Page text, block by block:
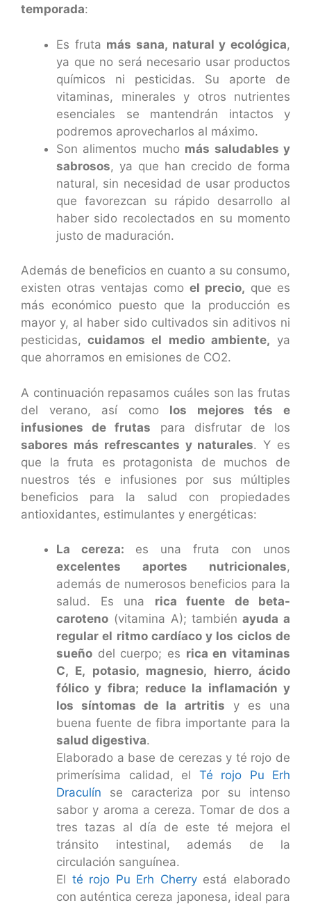
temporada:
Es fruta más sana, natural y ecológica,
ya que no será necesario usar productos
químicos ni pesticidas. Su aporte de
vitaminas, minerales y otros nutrientes
esenciales se mantendrán intactos y
podremos aprovecharlos al máximo.
Son alimentos mucho más saludables y
sabrosos, ya que han crecido de forma
natural, sin necesidad de usar productos
que favorezcan su rápido desarrollo al
haber sido recolectados en su momento
justo de maduración.
Además de beneficios en cuanto a su consumo,
existen otras ventajas como el precio, que es
más económico puesto que la producción es
mayor y, al haber sido cultivados sin aditivos ni
pesticidas, cuidamos el medio ambiente, ya
que ahorramos en emisiones de CO2.
A continuación repasamos cuáles son las frutas
del verano, así como los mejores tés e
infusiones de frutas para disfrutar de los
sabores más refrescantes y naturales. Y es
que la fruta es protagonista de muchos de
nuestros tés e infusiones por sus múltiples
beneficios para la salud con propiedades
antioxidantes, estimulantes y energéticas:
La cereza: es una fruta con unos
excelentes aportes nutricionales,
además de numerosos beneficios para la
salud. Es una rica fuente de beta-
caroteno (vitamina A); también ayuda a
regular el ritmo cardíaco y los ciclos de
sueño del cuerpo; es rica en vitaminas
C, E, potasio, magnesio, hierro, ácido
fólico y fibra; reduce la inflamación y
los síntomas de la artritis y es una
buena fuente de fibra importante para la
salud digestiva.
Elaborado a base de cerezas y té rojo de
primerísima calidad, el Té rojo Pu Erh
Draculín se caracteriza por su intenso
sabor y aroma a cereza. Tomar de dos a
tres tazas al día de este té mejora el
tránsito intestinal, además de la
circulación sanguínea.
El té rojo Pu Erh Cherryestá elaborado
con auténtica cereza japonesa, ideal para